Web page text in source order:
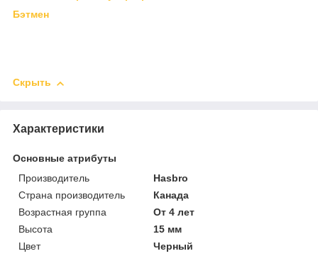
Бэтмен
Скрыть
Характеристики
Основные атрибуты
Производитель
Hasbro
Страна производитель
Канада
Возрастная группа
От 4 лет
Высота
15 мм
Цвет
Черный